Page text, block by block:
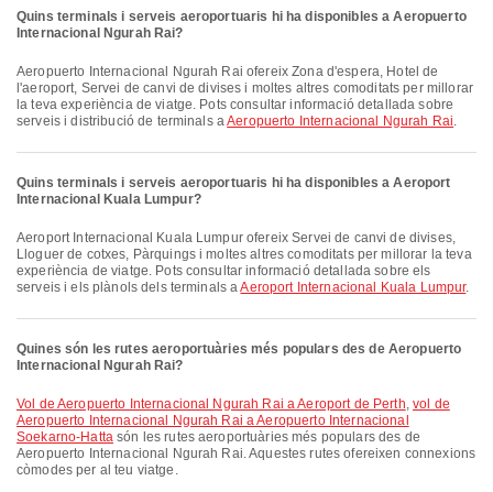
Quins terminals i serveis aeroportuaris hi ha disponibles a Aeropuerto
Internacional Ngurah Rai?
Aeropuerto Internacional Ngurah Rai ofereix Zona d'espera, Hotel de
l'aeroport, Servei de canvi de divises i moltes altres comoditats per millorar
la teva experiència de viatge. Pots consultar informació detallada sobre
serveis i distribució de terminals aAeropuerto Internacional Ngurah Rai.
Quins terminals i serveis aeroportuaris hi ha disponibles a Aeroport
Internacional Kuala Lumpur?
Aeroport Internacional Kuala Lumpur ofereix Servei de canvi de divises,
Lloguer de cotxes, Pàrquings i moltes altres comoditats per millorar la teva
experiència de viatge. Pots consultar informació detallada sobre els
serveis i els plànols dels terminals aAeroport Internacional Kuala Lumpur.
Quines són les rutes aeroportuàries més populars des de Aeropuerto
Internacional Ngurah Rai?
vol de Aeropuerto Internacional Ngurah Rai a Aeroport de Perth, vol de
Aeropuerto Internacional Ngurah Rai a Aeropuerto Internacional
Soekarno-Hattasón les rutes aeroportuàries més populars des de
Aeropuerto Internacional Ngurah Rai. Aquestes rutes ofereixen connexions
còmodes per al teu viatge.